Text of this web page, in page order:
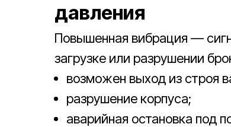
давления
Повышенная вибрация —
загрузке или разрушении
возможен выход из строя
разрушение корпуса;
аварийная остановка под